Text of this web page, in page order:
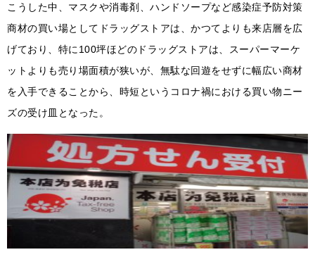
こうした中、マスクや消毒剤、ハンドソープなど感染症予防対策
商材の買い場としてドラッグストアは、かつてよりも来店層を広
げており、特に100坪ほどのドラッグストアは、スーパーマーケ
ットよりも売り場面積が狭いが、無駄な回遊をせずに幅広い商材
を入手できることから、時短というコロナ禍における買い物ニー
ズの受け皿となった。